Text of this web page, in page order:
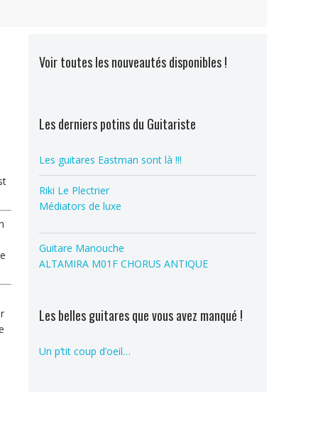
Voir toutes les nouveautés disponibles !
Les derniers potins du Guitariste
Les guitares Eastman sont là !!!
Riki Le Plectrier
Médiators de luxe
Guitare Manouche
ALTAMIRA M01F CHORUS ANTIQUE
Les belles guitares que vous avez manqué !
Un p’tit coup d’oeil…